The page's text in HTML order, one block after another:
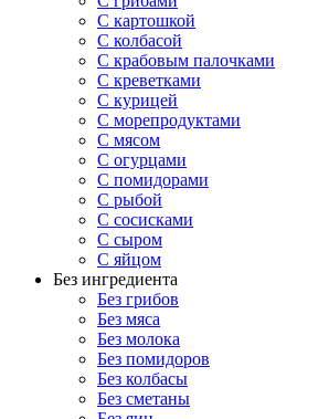
С картошкой
С колбасой
С крабовым палочками
С креветками
С курицей
С морепродуктами
С мясом
С огурцами
С помидорами
С рыбой
С сосисками
С сыром
С яйцом
Без ингредиента
Без грибов
Без мяса
Без молока
Без помидоров
Без колбасы
Без сметаны